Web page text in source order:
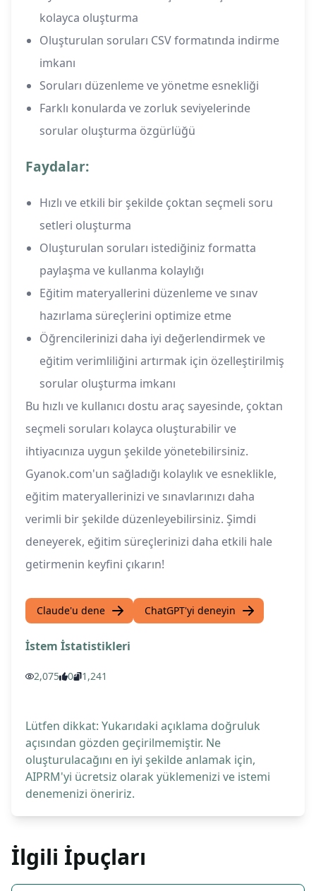
kolayca oluşturma
Oluşturulan soruları CSV formatında indirme
imkanı
Soruları düzenleme ve yönetme esnekliği
Farklı konularda ve zorluk seviyelerinde
sorular oluşturma özgürlüğü
Faydalar:
Hızlı ve etkili bir şekilde çoktan seçmeli soru
setleri oluşturma
Oluşturulan soruları istediğiniz formatta
paylaşma ve kullanma kolaylığı
Eğitim materyallerini düzenleme ve sınav
hazırlama süreçlerini optimize etme
Öğrencilerinizi daha iyi değerlendirmek ve
eğitim verimliliğini artırmak için özelleştirilmiş
sorular oluşturma imkanı
Bu hızlı ve kullanıcı dostu araç sayesinde, çoktan
seçmeli soruları kolayca oluşturabilir ve
ihtiyacınıza uygun şekilde yönetebilirsiniz.
Gyanok.com'un sağladığı kolaylık ve esneklikle,
eğitim materyallerinizi ve sınavlarınızı daha
verimli bir şekilde düzenleyebilirsiniz. Şimdi
deneyerek, eğitim süreçlerinizi daha etkili hale
getirmenin keyfini çıkarın!
Claude'u dene ChatGPT'yi deneyin
İstem İstatistikleri
2,075 0 1,241
Lütfen dikkat: Yukarıdaki açıklama doğruluk
açısından gözden geçirilmemiştir. Ne
oluşturulacağını en iyi şekilde anlamak için,
AIPRM'yi ücretsiz olarak yüklemenizi ve istemi
denemenizi öneririz.
İlgili İpuçları